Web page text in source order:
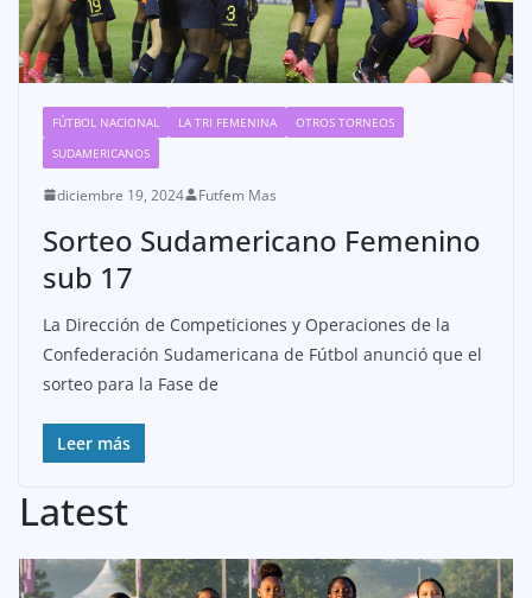
FÚTBOL NACIONAL LA TRI FEMENINA
OTROS TORNEOS
SUDAMERICANOS
diciembre 19, 2024 Futfem Mas
Sorteo Sudamericano Femenino
sub 17
La Dirección de Competiciones y Operaciones de la
Confederación Sudamericana de Fútbol anunció que el
sorteo para la Fase de
Leer más
Latest